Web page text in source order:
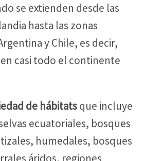
se extienden desde las
hasta las zonas
y Chile, es decir,
casi todo el continente
de hábitatsque incluye
ecuatoriales, bosques
humedales, bosques
áridos, regiones